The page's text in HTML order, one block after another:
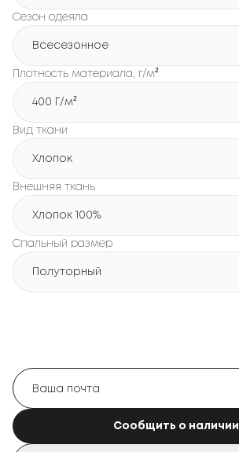
Сезон одеяла
Всесезонное
Плотность материала, г/м²
400 Г/м²
Вид ткани
Хлопок
Внешняя ткань
Хлопок 100%
Спальный размер
Полуторный
Сообщить о наличии